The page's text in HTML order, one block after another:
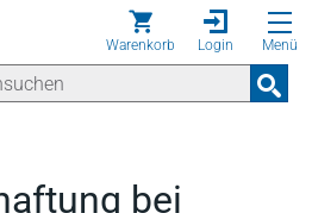
Warenkorb Login Menü
bei